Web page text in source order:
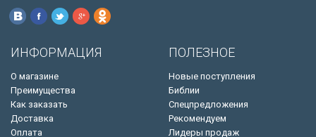
ИНФОРМАЦИЯ
О магазине
Преимущества
Как заказать
Доставка
Оплата
ПОЛЕЗНОЕ
Новые поступления
Библии
Спецпредложения
Рекомендуем
Лидеры продаж